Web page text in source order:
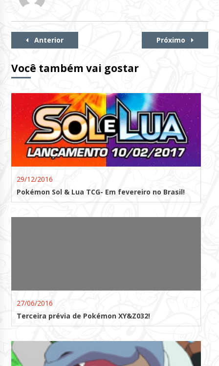
Continue
Anterior Próximo
Você também vai gostar
29/12/2016
Pokémon Sol & Lua TCG- Em fevereiro no Brasil!
27/06/2016
Terceira prévia de Pokémon XY&Z032!